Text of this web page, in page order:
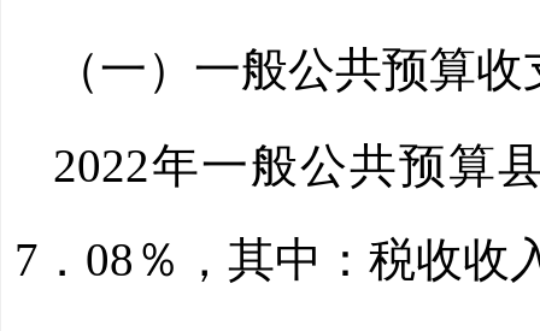
（一）一般公共预算
2022年一般公共预算
7．08％，其中：税收收